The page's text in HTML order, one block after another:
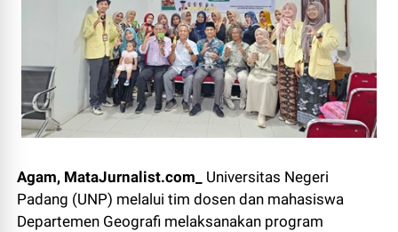
Agam, MataJurnalist.com_
Universitas Negeri
Padang (UNP) melalui tim dosen dan mahasiswa
Departemen Geografi melaksanakan program